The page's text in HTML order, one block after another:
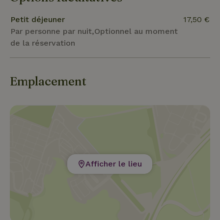
lit dans une magnifique tiny house. Ça a l'air bien,
Petit déjeuner
Par personne par nuit,Optionnel au moment
de la réservation
17,50 €
Emplacement
Afficher le lieu